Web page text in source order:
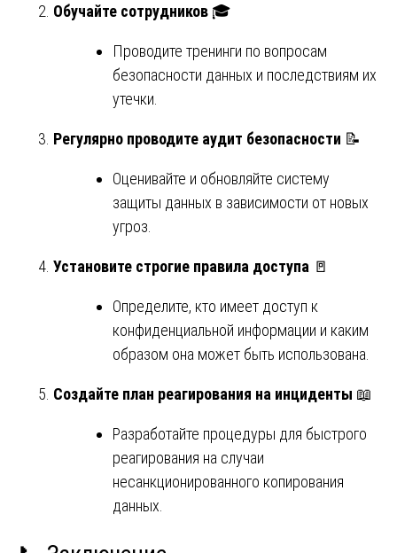
Обучайте сотрудников 🎓
Проводите тренинги по вопросам
безопасности данных и последствиям их
утечки.
Регулярно проводите аудит безопасности 📝
Оценивайте и обновляйте систему
защиты данных в зависимости от новых
угроз.
Установите строгие правила доступа 🚪
Определите, кто имеет доступ к
конфиденциальной информации и каким
образом она может быть использована.
Создайте план реагирования на инциденты 📖
Разработайте процедуры для быстрого
реагирования на случаи
несанкционированного копирования
данных.